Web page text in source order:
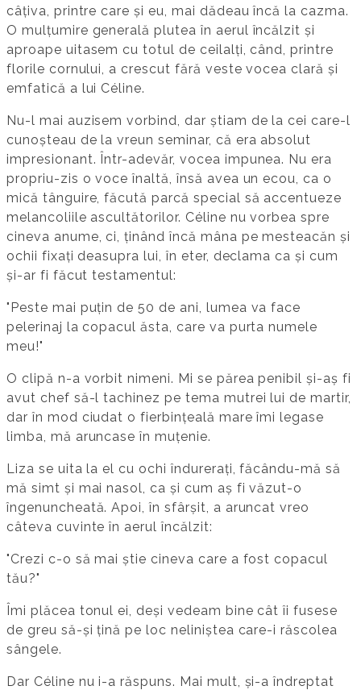
câțiva, printre care și eu, mai dădeau încă la cazma.
O mulțumire generală plutea în aerul încălzit și
aproape uitasem cu totul de ceilalți, când, printre
florile cornului, a crescut fără veste vocea clară și
emfatică a lui Céline.
Nu-l mai auzisem vorbind, dar știam de la cei care-l
cunoșteau de la vreun seminar, că era absolut
impresionant. Într-adevăr, vocea impunea. Nu era
propriu-zis o voce înaltă, însă avea un ecou, ca o
mică tânguire, făcută parcă special să accentueze
melancoliile ascultătorilor. Céline nu vorbea spre
cineva anume, ci, ținând încă mâna pe mesteacăn și
ochii fixați deasupra lui, în eter, declama ca și cum
și-ar fi făcut testamentul:
"Peste mai puțin de 50 de ani, lumea va face
pelerinaj la copacul ăsta, care va purta numele
meu!"
O clipă n-a vorbit nimeni. Mi se părea penibil și-aș fi
avut chef să-l tachinez pe tema mutrei lui de martir,
dar în mod ciudat o fierbințeală mare îmi legase
limba, mă aruncase în muțenie.
Liza se uita la el cu ochi îndurerați, făcându-mă să
mă simt și mai nasol, ca și cum aș fi văzut-o
îngenuncheată. Apoi, în sfârșit, a aruncat vreo
câteva cuvinte în aerul încălzit:
"Crezi c-o să mai știe cineva care a fost copacul
tău?"
Îmi plăcea tonul ei, deși vedeam bine cât îi fusese
de greu să-și țină pe loc neliniștea care-i răscolea
sângele.
Dar Céline nu i-a răspuns. Mai mult, și-a îndreptat